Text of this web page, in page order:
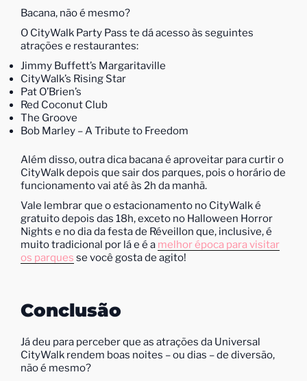
Bacana, não é mesmo?
O CityWalk Party Pass te dá acesso às seguintes
atrações e restaurantes:
Jimmy Buffett’s Margaritaville
CityWalk’s Rising Star
Pat O’Brien’s
Red Coconut Club
The Groove
Bob Marley – A Tribute to Freedom
Além disso, outra dica bacana é aproveitar para curtir o
CityWalk depois que sair dos parques, pois o horário de
funcionamento vai até às 2h da manhã.
Vale lembrar que o estacionamento no CityWalk é
gratuito depois das 18h, exceto no Halloween Horror
Nights e no dia da festa de Réveillon que, inclusive, é
muito tradicional por lá e é a melhor época para visitar
os parques se você gosta de agito!
Conclusão
Já deu para perceber que as atrações da Universal
CityWalk rendem boas noites – ou dias – de diversão,
não é mesmo?